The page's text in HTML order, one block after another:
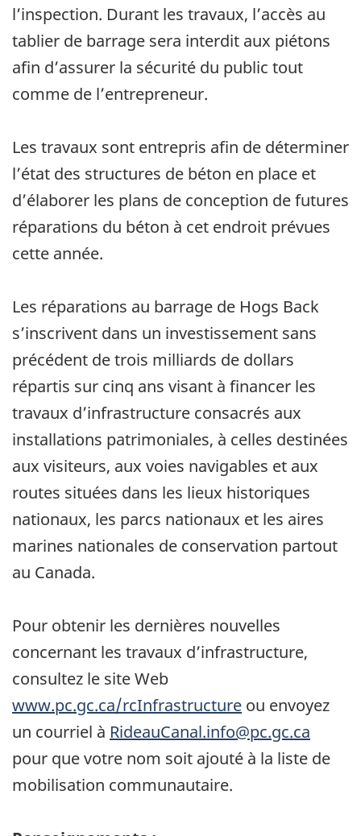
l’inspection. Durant les travaux, l’accès au
tablier de barrage sera interdit aux piétons
afin d’assurer la sécurité du public tout
comme de l’entrepreneur.
Les travaux sont entrepris afin de déterminer
l’état des structures de béton en place et
d’élaborer les plans de conception de futures
réparations du béton à cet endroit prévues
cette année.
Les réparations au barrage de Hogs Back
s’inscrivent dans un investissement sans
précédent de trois milliards de dollars
répartis sur cinq ans visant à financer les
travaux d’infrastructure consacrés aux
installations patrimoniales, à celles destinées
aux visiteurs, aux voies navigables et aux
routes situées dans les lieux historiques
nationaux, les parcs nationaux et les aires
marines nationales de conservation partout
au Canada.
Pour obtenir les dernières nouvelles
concernant les travaux d’infrastructure,
consultez le site Web
www.pc.gc.ca/rcInfrastructure ou envoyez
un courriel à RideauCanal.info@pc.gc.ca
pour que votre nom soit ajouté à la liste de
mobilisation communautaire.